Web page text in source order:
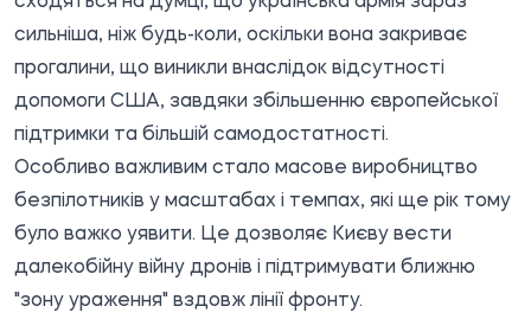
сильніша, ніж будь-коли, оскільки вона закриває
прогалини, що виникли внаслідок відсутності
допомоги США, завдяки збільшенню європейської
підтримки та більшій самодостатності.
Особливо важливим стало масове виробництво
безпілотників у масштабах і темпах, які ще рік тому
було важко уявити. Це дозволяє Києву вести
далекобійну війну дронів і підтримувати ближню
"зону ураження" вздовж лінії фронту.